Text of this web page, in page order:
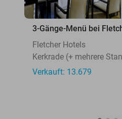
3-Gänge-Menü bei
Fletcher Hotels
Kerkrade (+ mehrere
Verkauft: 13.679